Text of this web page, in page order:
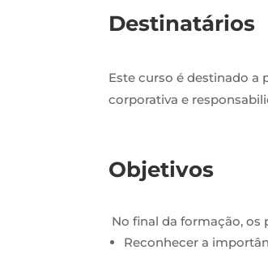
Destinatários
Este curso é destinado a
corporativa e
Objetivos
No final da formação, os
Reconhecer a